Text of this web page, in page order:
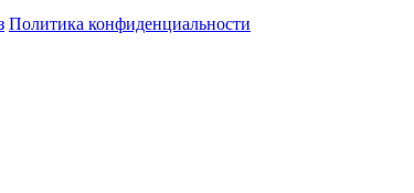
Политика конфиденциальности